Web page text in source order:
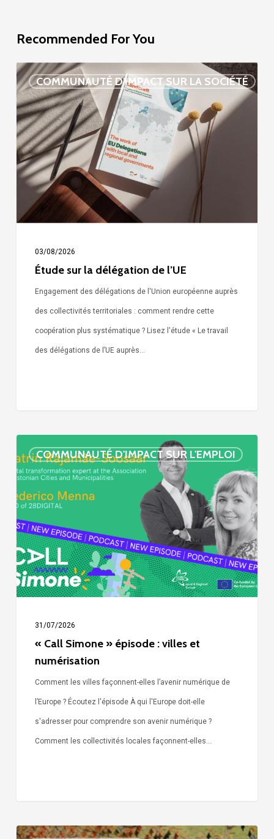
Recommended For You
COMMUNAUTÉ D'IMPACT SUR LA SOCIÉTÉ
Étude
sur
la
délégation
de
l’UE
03/08/2026
Étude sur la délégation de l’UE
Engagement des délégations de l'Union européenne auprès
des collectivités territoriales : comment rendre cette
coopération plus systématique ? Lisez l'étude « Le travail
des délégations de l’UE auprès…
COMMUNAUTÉ D'IMPACT SUR L'EMPLOI
Simone »
épisode
:
villes
et
numérisation
31/07/2026
« Call Simone » épisode : villes et
numérisation
Comment les villes façonnent-elles l’avenir numérique de
l’Europe ? Écoutez l'épisode À qui l'Europe doit-elle
s'adresser pour comprendre son avenir numérique ?
Comment les collectivités locales façonnent-elles…
Voix